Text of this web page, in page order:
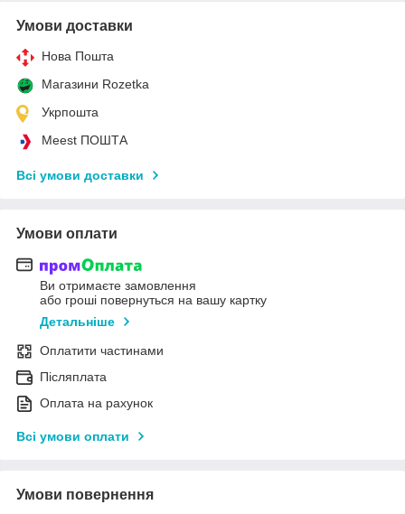
Умови доставки
Нова Пошта
Магазини Rozetka
Укрпошта
Meest ПОШТА
Всі умови доставки
Умови оплати
Ви отримаєте замовлення
або гроші повернуться на вашу картку
Детальніше
Оплатити частинами
Післяплата
Оплата на рахунок
Всі умови оплати
Умови повернення